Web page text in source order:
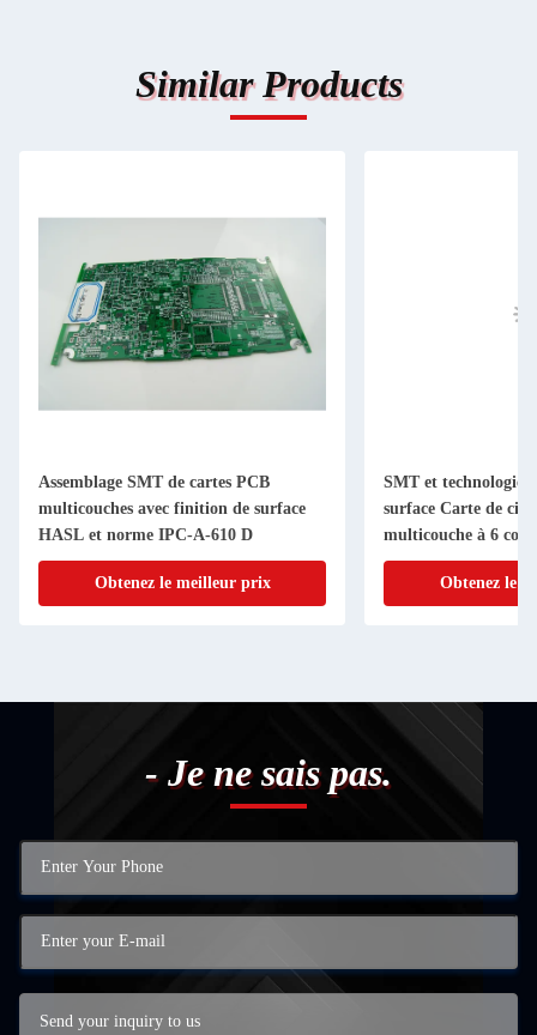
Similar Products
Assemblage SMT de cartes PCB
multicouches avec finition de surface
HASL et norme IPC-A-610 D
Obtenez le meilleur prix
SMT et technologie
surface Carte de
multicouche à 6
Obtenez le
- Je ne sais pas.